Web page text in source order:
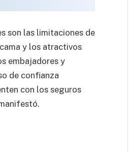
son las limitaciones de
y los atractivos
embajadores y
de confianza
con los seguros